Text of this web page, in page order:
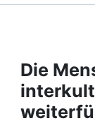
Projects
People
Die